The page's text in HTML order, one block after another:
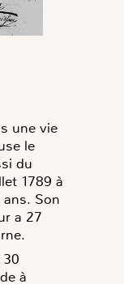
une vie
le
du
1789 à
Son
a 27
à